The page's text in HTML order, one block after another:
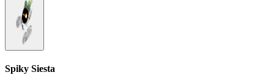
Spiky Siesta